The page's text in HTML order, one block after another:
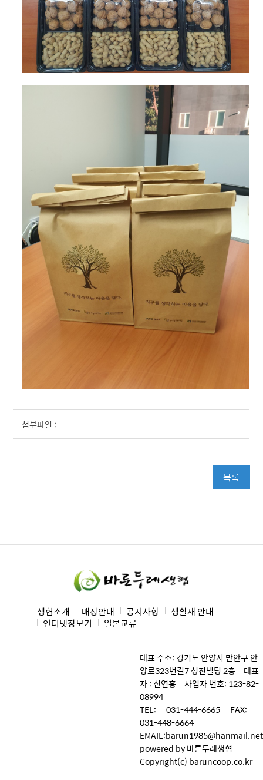
첨부파일 :
목록
생협소개 매장안내 공지사항
생활재 안내
인터넷장보기
일본교류
대표 주소: 경기도 안양시 만안구 안
양로323번길7 성진빌딩 2층 대표
자 : 신연홍 사업자 번호: 123-82-
08994
TEL: 031-444-6665 FAX:
031-448-6664
EMAIL:barun1985@hanmail.net
powered by 바른두레생협
Copyright(c) baruncoop.co.kr